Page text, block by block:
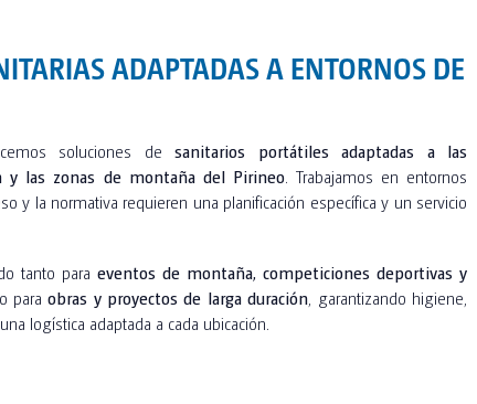
ADAPTADAS A ENTORNOS DE
soluciones desanitarios portátiles adaptadas a las
y las zonas de montaña del Pirineo. Trabajamos en entornos
y la normativa requieren una planificación específica y un servicio
tanto para eventos de montaña, competiciones deportivas y
paraobras y proyectos de larga duración , garantizando higiene,
logística adaptada a cada ubicación.